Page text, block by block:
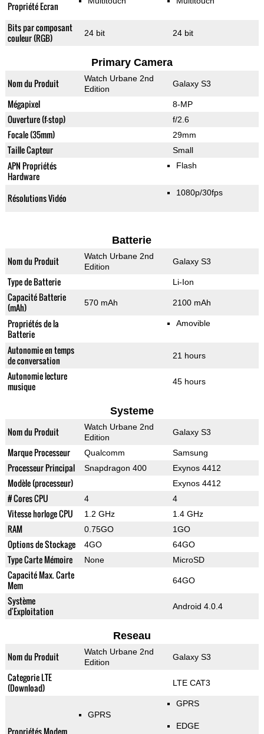
Propriété Ecran
Bits par composant
couleur (RGB)
24 bit 24 bit
Primary Camera
Nom du Produit
Watch Urbane 2nd
Edition
Galaxy S3
Mégapixel 8-MP
Ouverture (f-stop) f/2.6
Focale (35mm) 29mm
Taille Capteur Small
APN Propriétés
Hardware
Flash
Résolutions Vidéo 1080p/30fps
Batterie
Nom du Produit
Watch Urbane 2nd
Edition
Galaxy S3
Type de Batterie Li-Ion
Capacité Batterie
(mAh)
570 mAh 2100 mAh
Propriétés de la
Batterie
Amovible
Autonomie en temps
de conversation
21 hours
Autonomie lecture
musique
45 hours
Systeme
Nom du Produit
Watch Urbane 2nd
Edition
Galaxy S3
Marque Processeur Qualcomm Samsung
Processeur Principal Snapdragon 400 Exynos 4412
Modèle (processeur) Exynos 4412
# Cores CPU 4 4
Vitesse horloge CPU 1.2 GHz 1.4 GHz
RAM 0.75GO 1GO
Options de Stockage 4GO 64GO
Type Carte Mémoire None MicroSD
Capacité Max. Carte
Mem
64GO
Système
d'Exploitation
Android 4.0.4
Reseau
Nom du Produit
Watch Urbane 2nd
Edition
Galaxy S3
Categorie LTE
(Download)
LTE CAT3
Propriétés Modem
GPRS
GPRS
EDGE